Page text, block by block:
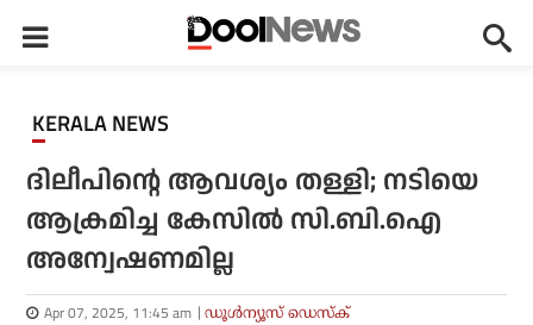
KERALA NEWS
ദിലീപിന്റെ ആവശ്യം തള്ളി; നടിയെ
ആക്രമിച്ച കേസില്‍ സി.ബി.ഐ
അന്വേഷണമില്ല
Apr 07, 2025, 11:45 am ഡൂള്‍ന്യൂസ് ഡെസ്‌ക്